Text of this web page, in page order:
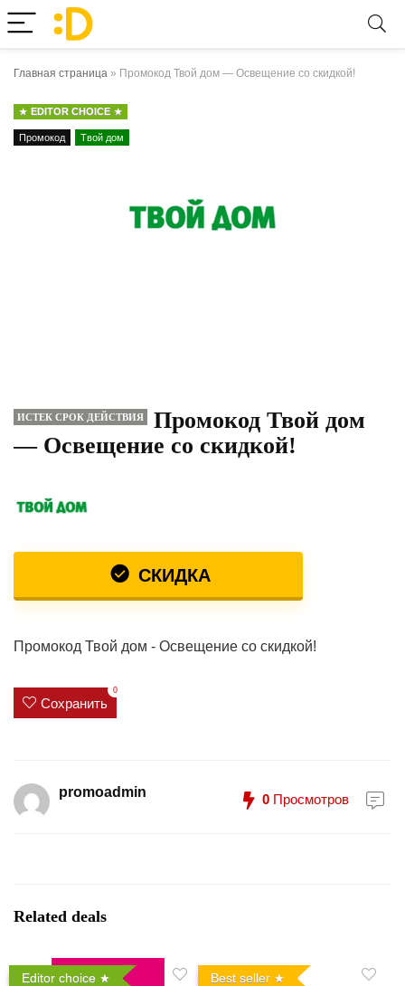
Главная страница » Промокод Твой дом — Освещение со скидкой!
EDITOR CHOICE
Промокод Твой дом
ИСТЕК СРОК ДЕЙСТВИЯ
Промокод Твой дом
— Освещение со скидкой!
СКИДКА
Промокод Твой дом - Освещение со скидкой!
Сохранить
0
promoadmin 0 Просмотров
Related deals
Editor choice Best seller